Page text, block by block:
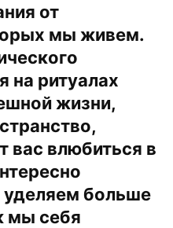
от
мы живем.
на ритуалах
жизни,
вас влюбиться в
больше
мы себя